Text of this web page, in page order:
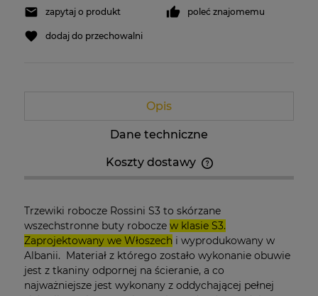
zapytaj o produkt poleć znajomemu
dodaj do przechowalni
Opis
Dane techniczne
Koszty dostawy
Trzewiki robocze Rossini S3 to skórzane
wszechstronne buty robocze w klasie S3.
Zaprojektowany we Włoszech i wyprodukowany w
Albanii. Materiał z którego zostało wykonanie obuwie
jest z tkaniny odpornej na ścieranie, a co
najważniejsze jest wykonany z oddychającej pełnej